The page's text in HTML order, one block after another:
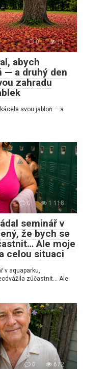
0 11
abych
— a druhý den
zahradu
svou jabloň — a
0 1 118
seminář v
že bych se
Ale moje
celou situaci
v aquaparku,
zúčastnit… Ale
0 672